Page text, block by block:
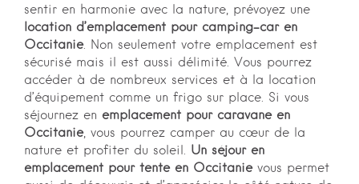
sentir en harmonie avec la nature, prévoyez une
location d’emplacement pour camping-car en
Occitanie. Non seulement votre emplacement est
sécurisé mais il est aussi délimité. Vous pourrez
accéder à de nombreux services et à la location
d’équipement comme un frigo sur place. Si vous
séjournez en emplacement pour caravane en
Occitanie, vous pourrez camper au cœur de la
nature et profiter du soleil. Un séjour en
emplacement pour tente en Occitanievous permet